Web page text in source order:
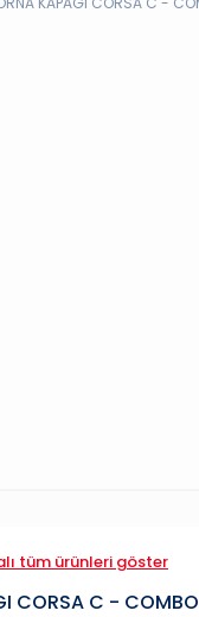
tüm ürünleri göster
CORSA C - COMBO